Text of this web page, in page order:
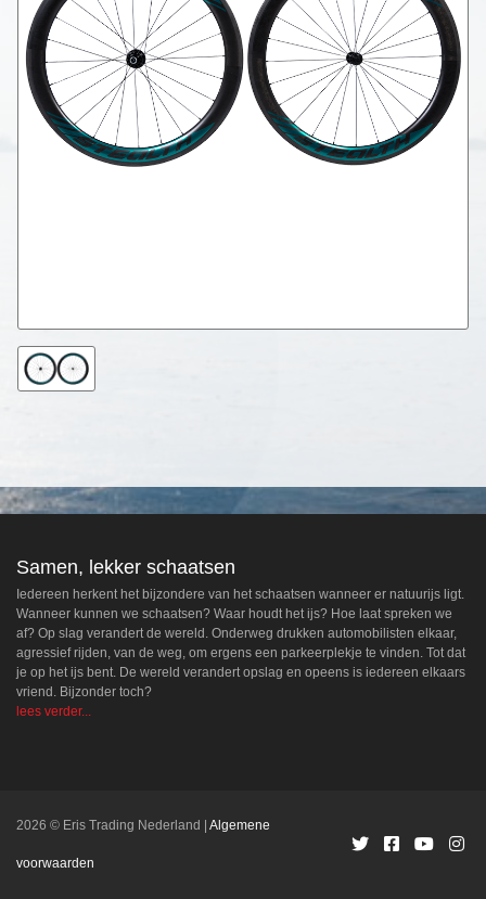
Samen, lekker schaatsen
Iedereen herkent het bijzondere van het schaatsen wanneer er natuurijs ligt.
Wanneer kunnen we schaatsen? Waar houdt het ijs? Hoe laat spreken we
af? Op slag verandert de wereld. Onderweg drukken automobilisten elkaar,
agressief rijden, van de weg, om ergens een parkeerplekje te vinden. Tot dat
je op het ijs bent. De wereld verandert opslag en opeens is iedereen elkaars
vriend. Bijzonder toch?
lees verder...
2026 © Eris Trading Nederland Algemene
voorwaarden